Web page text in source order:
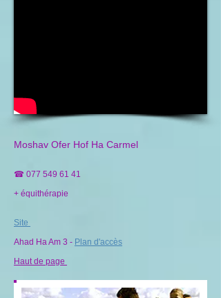
Moshav Ofer Hof Ha Carmel
☎ 077 549 61 41
+ équithérapie
Site
Ahad Ha Am 3 - Plan d'accès
Haut de page